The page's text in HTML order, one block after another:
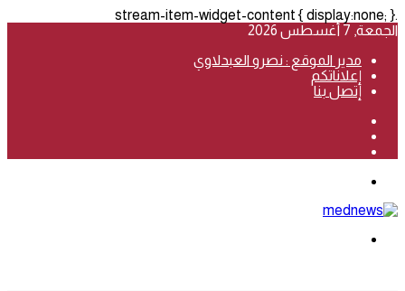
.stream-item-widget-content { display:none; }
الجمعة, 7 أغسطس 2026
مدير الموقع : نصرو العبدلاوي
إعلاناتكم
إتصل بنا